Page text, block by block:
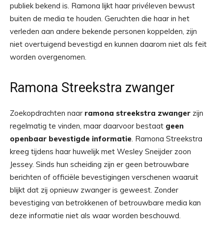
publiek bekend is. Ramona lijkt haar privéleven bewust
buiten de media te houden. Geruchten die haar in het
verleden aan andere bekende personen koppelden, zijn
niet overtuigend bevestigd en kunnen daarom niet als feit
worden overgenomen.
Ramona Streekstra zwanger
Zoekopdrachten naar ramona streekstra zwanger zijn
regelmatig te vinden, maar daarvoor bestaat geen
openbaar bevestigde informatie . Ramona Streekstra
kreeg tijdens haar huwelijk met Wesley Sneijder zoon
Jessey. Sinds hun scheiding zijn er geen betrouwbare
berichten of officiële bevestigingen verschenen waaruit
blijkt dat zij opnieuw zwanger is geweest. Zonder
bevestiging van betrokkenen of betrouwbare media kan
deze informatie niet als waar worden beschouwd.